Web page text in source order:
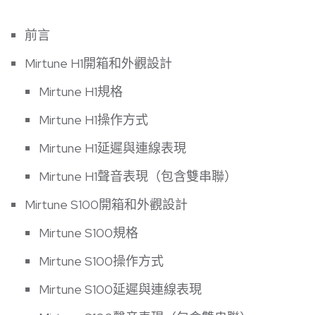
前言
Mirtune H1開箱和外觀設計
Mirtune H1規格
Mirtune H1操作方式
Mirtune H1延遲與連線表現
Mirtune H1聲音表現（包含雙串聯）
Mirtune S100開箱和外觀設計
Mirtune S100規格
Mirtune S100操作方式
Mirtune S100延遲與連線表現